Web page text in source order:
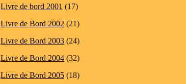
Livre de bord 2001 (17)
Livre de Bord 2002 (21)
Livre de Bord 2003 (24)
Livre de Bord 2004 (32)
Livre de Bord 2005 (18)